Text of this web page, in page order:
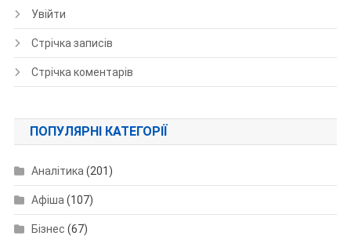
Увійти
Стрічка записів
Стрічка коментарів
ПОПУЛЯРНІ КАТЕГОРІЇ
Аналітика (201)
Афіша (107)
Бізнес (67)